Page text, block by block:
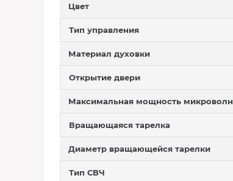
Цвет
Тип управления
Материал духовки
Открытие двери
Максимальная мощность микроволн
Вращающаяся тарелка
Диаметр вращающейся тарелки
Тип СВЧ